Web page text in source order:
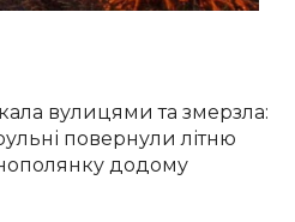
вулицями та змерзла:
повернули літню
додому